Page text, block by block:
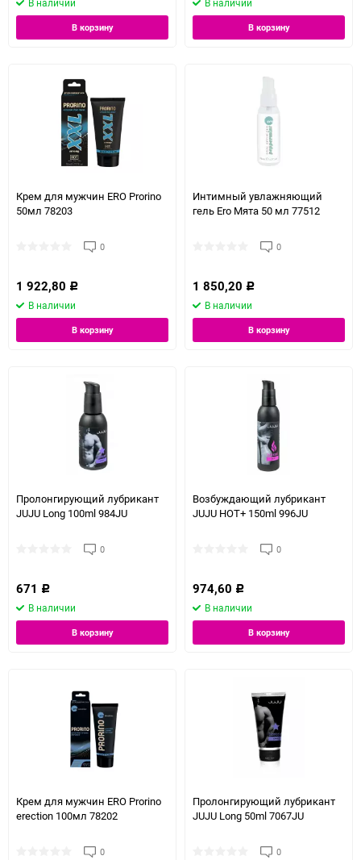
В корзину В корзину
Крем для мужчин ERO Prorino
50мл 78203
0
1 922,80 Р
В наличии
В корзину
Интимный увлажняющий
гель Ero Мята 50 мл 77512
0
1 850,20 Р
В наличии
В корзину
Пролонгирующий лубрикант
JUJU Long 100ml 984JU
0
671 Р
В наличии
В корзину
Возбуждающий лубрикант
JUJU HOT+ 150ml 996JU
0
974,60 Р
В наличии
В корзину
Крем для мужчин ERO Prorino
erection 100мл 78202
0
Пролонгирующий лубрикант
JUJU Long 50ml 7067JU
0